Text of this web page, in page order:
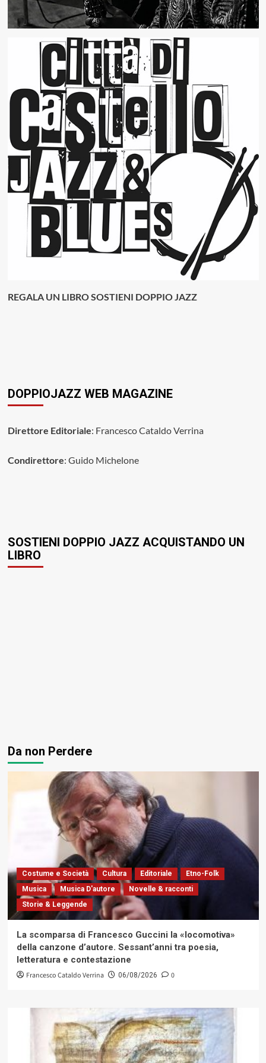
REGALA UN LIBRO SOSTIENI DOPPIO JAZZ
DOPPIOJAZZ WEB MAGAZINE
Direttore Editoriale: Francesco Cataldo Verrina
Condirettore: Guido Michelone
SOSTIENI DOPPIO JAZZ ACQUISTANDO UN
LIBRO
Da non Perdere
Costume e Società Cultura Editoriale
Etno-Folk
Musica
Musica D'autore
Novelle & racconti
Storie & Leggende
La scomparsa di Francesco Guccini la «locomotiva»
della canzone d’autore. Sessant’anni tra poesia,
letteratura e contestazione
Francesco Cataldo Verrina 06/08/2026 0